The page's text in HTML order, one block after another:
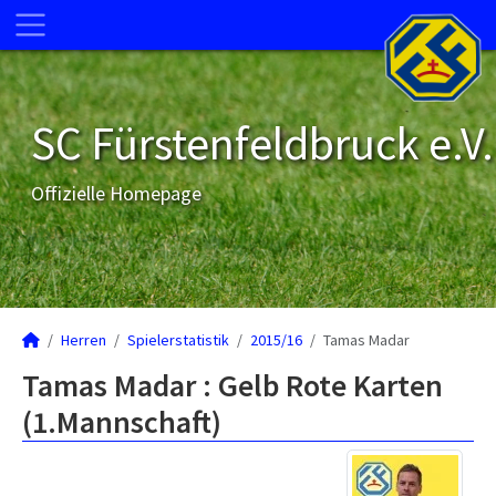
SC Fürstenfeldbruck e.V.
Offizielle Homepage
Herren Spielerstatistik 2015/16 Tamas Madar
Tamas Madar : Gelb Rote Karten
(1.Mannschaft)